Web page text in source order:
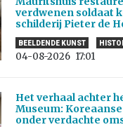
verdwenen soldaat
schilderij Pieter de
BEELDENDE KUNST
04-08-2026 17:01
Het verhaal achter
Museum:
onder verdachte